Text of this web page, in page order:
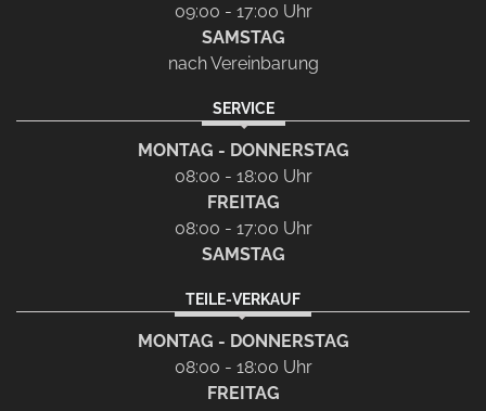
09:00 - 17:00 Uhr
SAMSTAG
nach Vereinbarung
SERVICE
MONTAG - DONNERSTAG
08:00 - 18:00 Uhr
FREITAG
08:00 - 17:00 Uhr
SAMSTAG
TEILE-VERKAUF
MONTAG - DONNERSTAG
08:00 - 18:00 Uhr
FREITAG